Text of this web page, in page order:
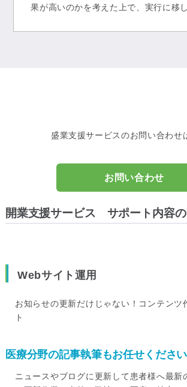
果が高いのかを考えた上で、実行に移し
盛業支援サービスのお問い合わせ
お問い合わせ
開業支援サービス サポート内容
Webサイト運用
お知らせの更新だけじゃない！コンテンツ
ト
医療分野の記事執筆もお任せください
ニュースやブログに更新して患者様へ最新